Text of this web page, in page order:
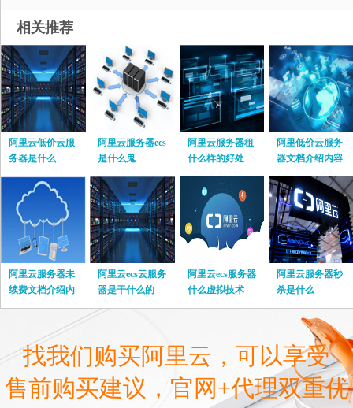
相关推荐
阿里云低价云服
务器是什么
阿里云服务器ecs
是什么鬼
阿里云服务器租
什么样的好处
阿里低价云服务
器文档介绍内容
阿里云服务器未
续费文档介绍内
容
阿里云ecs云服务
器是干什么的
阿里云ecs服务器
什么虚拟技术
阿里云服务器秒
杀是什么
找我们购买阿里云，可以享受
售前购买建议，官网+代理双重优